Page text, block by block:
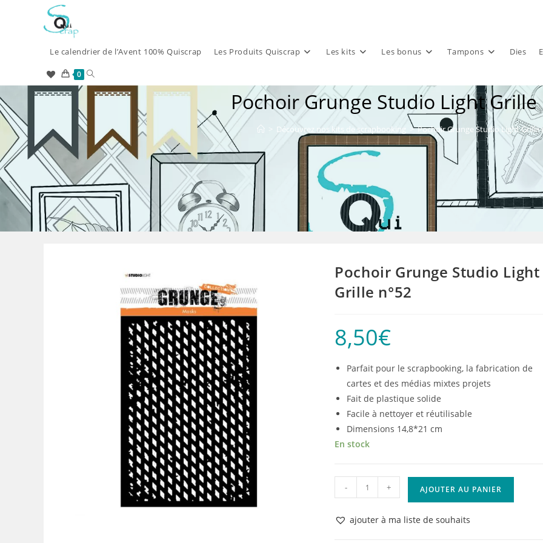
Le calendrier de l’Avent 100% Quiscrap Les Produits Quiscrap Les kits Les bonus Tampons Dies
0 Toggle
website
search
Pochoir Grunge Studio Light Grille
> Découvrez nos kits de scrapbooking > Pochoir Grunge Studio Light Grille
Pochoir Grunge Studio Light
Grille n°52
8,50€
Parfait pour le scrapbooking, la fabrication de
cartes et des médias mixtes projets
Fait de plastique solide
Facile à nettoyer et réutilisable
Dimensions 14,8*21 cm
En stock
quantité
de
Pochoir
Grunge
- + AJOUTER AU PANIER
ajouter à ma liste de souhaits